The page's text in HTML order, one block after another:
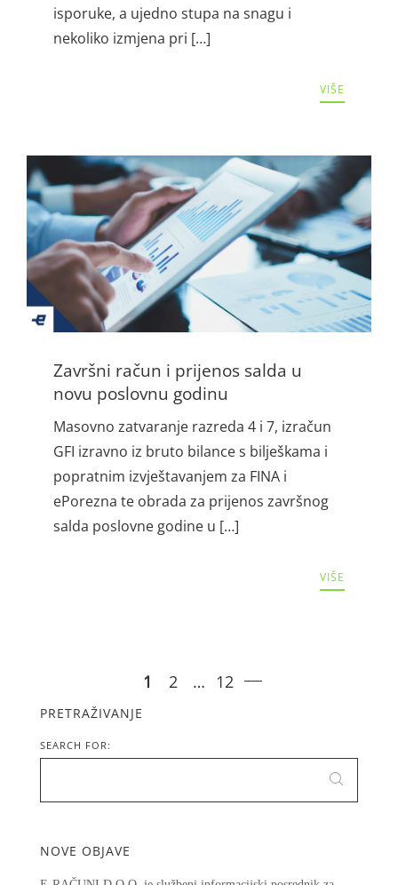
isporuke, a ujedno stupa na snagu i
nekoliko izmjena pri […]
VIŠE
Završni račun i prijenos salda u
novu poslovnu godinu
Masovno zatvaranje razreda 4 i 7, izračun
GFI izravno iz bruto bilance s bilješkama i
popratnim izvještavanjem za FINA i
ePorezna te obrada za prijenos završnog
salda poslovne godine u […]
VIŠE
1 2 … 12
PRETRAŽIVANJE
SEARCH FOR:
NOVE OBJAVE